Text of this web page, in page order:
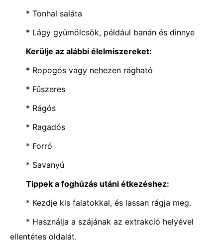
* Tonhal saláta
* Lágy gyümölcsök, például banán és dinnye
Kerülje az alábbi élelmiszereket:
* Ropogós vagy nehezen rágható
* Fűszeres
* Rágós
* Ragadós
* Forró
* Savanyú
Tippek a foghúzás utáni étkezéshez:
* Kezdje kis falatokkal, és lassan rágja meg.
* Használja a szájának az extrakció helyével
ellentétes oldalát.